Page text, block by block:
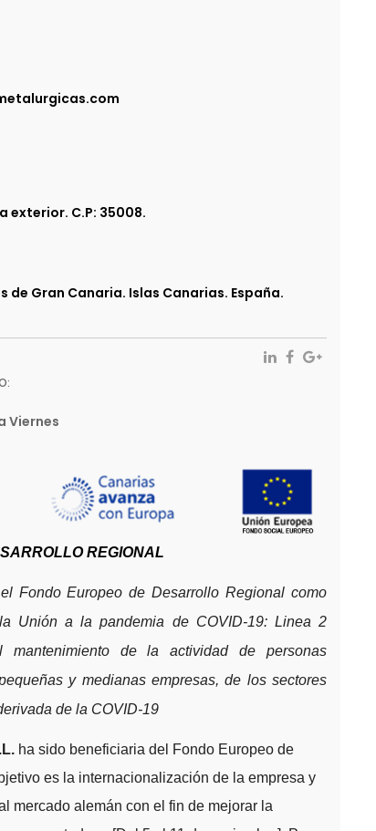
exterior. C.P: 35008.
de Gran Canaria. Islas Canarias. España.
Viernes
REGIONAL
Fondo Europeo de Desarrollo Regional como
Unión a la pandemia de COVID-19: Linea 2
mantenimiento de la actividad de personas
y medianas empresas, de los sectores
de la COVID-19
ha sido beneficiaria del Fondo Europeo de
es la internacionalización de la empresa y
mercado alemán con el fin de mejorar la